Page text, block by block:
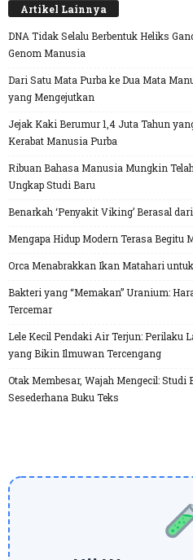
Artikel Lainnya
DNA Tidak Selalu Berbentuk Heliks
Genom Manusia
Dari Satu Mata Purba ke Dua Mata
yang Mengejutkan
Jejak Kaki Berumur 1,4 Juta Tahun
Kerabat Manusia Purba
Ribuan Bahasa Manusia Mungkin
Ungkap Studi Baru
Benarkah ‘Penyakit Viking’ Berasal
Mengapa Hidup Modern Terasa Begitu
Orca Menabrakkan Ikan Matahari
Bakteri yang “Memakan” Uranium:
Tercemar
Lele Kecil Pendaki Air Terjun: Perilaku
yang Bikin Ilmuwan Tercengang
Otak Membesar, Wajah Mengecil:
Sesederhana Buku Teks